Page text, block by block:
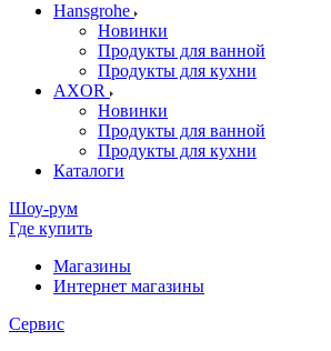
Hansgrohe
Новинки
Продукты для ванной
Продукты для кухни
AXOR
Новинки
Продукты для ванной
Продукты для кухни
Каталоги
Шоу-рум
Где купить
Магазины
Интернет магазины
Сервис